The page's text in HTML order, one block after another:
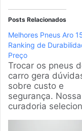
Posts Relacionados
Melhores Pneus Aro
Ranking de
Preço
Trocar os pneus
carro gera
sobre custo e
segurança. Nossa
curadoria